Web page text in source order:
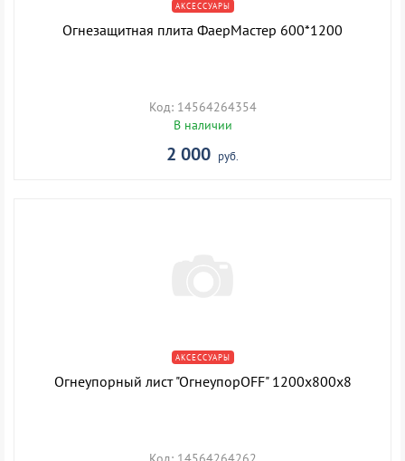
АКСЕССУАРЫ
Огнезащитная плита ФаерМастер 600*1200
Код: 14564264354
В наличии
2 000 руб.
АКСЕССУАРЫ
Огнеупорный лист "ОгнеупорOFF" 1200х800х8